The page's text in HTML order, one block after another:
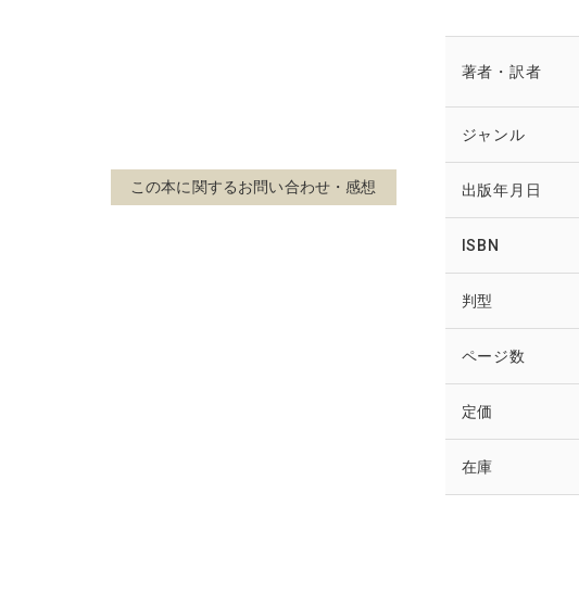
この本に関するお問い合わせ・感想
著者・訳者
ジャンル
出版年月日
ISBN
判型
ページ数
定価
在庫